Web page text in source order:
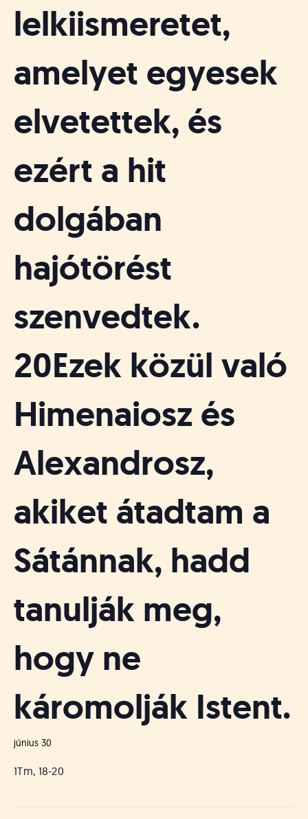
lelkiismeretet,
amelyet egyesek
elvetettek, és
ezért a hit
dolgában
hajótörést
szenvedtek.
20Ezek közül való
Himenaiosz és
Alexandrosz,
akiket átadtam a
Sátánnak, hadd
tanulják meg,
hogy ne
káromolják Istent.
június 30
1Tm, 18-20